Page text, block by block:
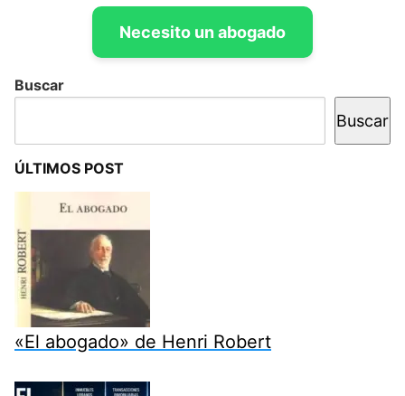
Necesito un abogado
Buscar
Buscar
ÚLTIMOS POST
«El abogado» de Henri Robert